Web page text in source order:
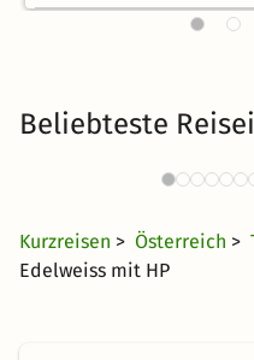
Beliebteste
Kurzurlaub in
5377
Kurzreisen > Österreich >
Edelweiss mit HP